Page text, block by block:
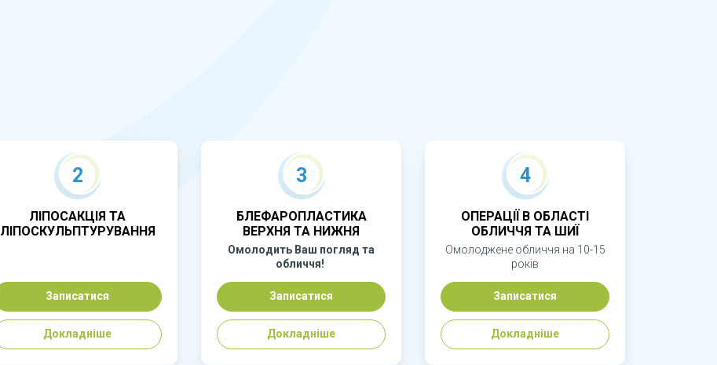
2
ЛІПОСАКЦІЯ ТА
ЛІПОСКУЛЬПТУРУВАННЯ
Записатися
Докладніше
3
БЛЕФАРОПЛАСТИКА
ВЕРХНЯ ТА НИЖНЯ
Омолодить Ваш погляд та
обличчя!
Записатися
Докладніше
4
ОПЕРАЦІЇ В ОБЛАСТІ
ОБЛИЧЧЯ ТА ШИЇ
Омолоджене обличчя на 10-15
років
Записатися
Докладніше